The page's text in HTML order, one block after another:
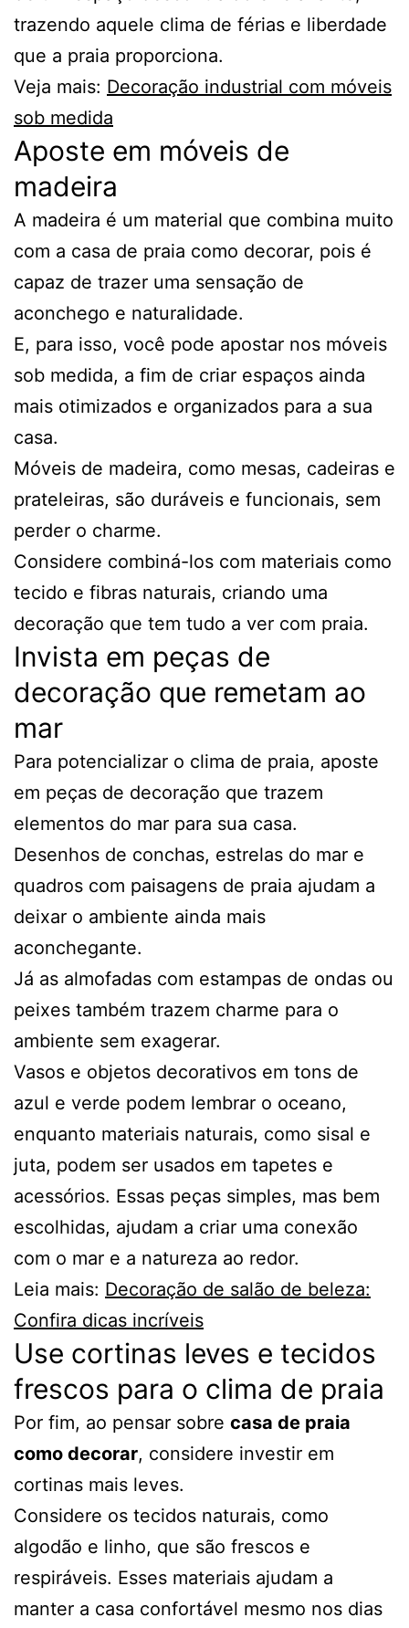
trazendo aquele clima de férias e liberdade
que a praia proporciona.
Veja mais: Decoração industrial com móveis
sob medida
Aposte em móveis de
madeira
A madeira é um material que combina muito
com a casa de praia como decorar, pois é
capaz de trazer uma sensação de
aconchego e naturalidade.
E, para isso, você pode apostar nos móveis
sob medida, a fim de criar espaços ainda
mais otimizados e organizados para a sua
casa.
Móveis de madeira, como mesas, cadeiras e
prateleiras, são duráveis e funcionais, sem
perder o charme.
Considere combiná-los com materiais como
tecido e fibras naturais, criando uma
decoração que tem tudo a ver com praia.
Invista em peças de
decoração que remetam ao
mar
Para potencializar o clima de praia, aposte
em peças de decoração que trazem
elementos do mar para sua casa.
Desenhos de conchas, estrelas do mar e
quadros com paisagens de praia ajudam a
deixar o ambiente ainda mais
aconchegante.
Já as almofadas com estampas de ondas ou
peixes também trazem charme para o
ambiente sem exagerar.
Vasos e objetos decorativos em tons de
azul e verde podem lembrar o oceano,
enquanto materiais naturais, como sisal e
juta, podem ser usados em tapetes e
acessórios. Essas peças simples, mas bem
escolhidas, ajudam a criar uma conexão
com o mar e a natureza ao redor.
Leia mais: Decoração de salão de beleza:
Confira dicas incríveis
Use cortinas leves e tecidos
frescos para o clima de praia
Por fim, ao pensar sobre casa de praia
como decorar, considere investir em
cortinas mais leves.
Considere os tecidos naturais, como
algodão e linho, que são frescos e
respiráveis. Esses materiais ajudam a
manter a casa confortável mesmo nos dias